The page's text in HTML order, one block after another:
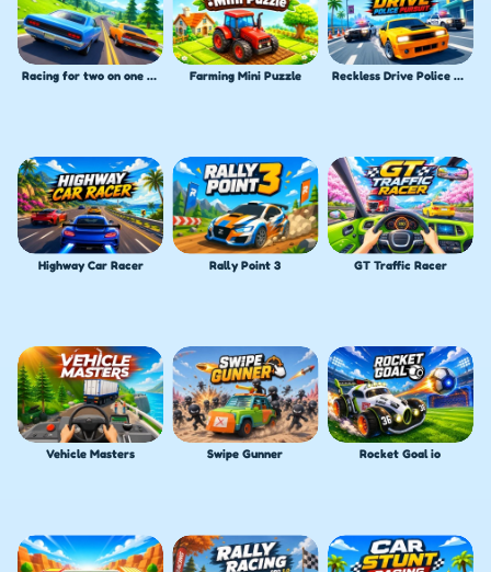
Racing for two on one PC Farming Mini Puzzle Reckless Drive Police Pursuit
Highway Car Racer Rally Point 3 GT Traffic Racer
Vehicle Masters Swipe Gunner Rocket Goal io